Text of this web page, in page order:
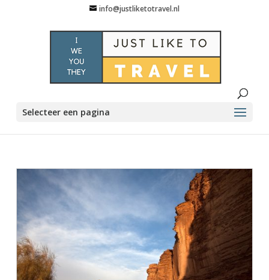
info@justliketotravel.nl
Selecteer een pagina